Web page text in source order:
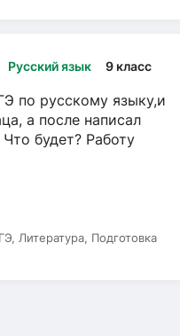
Русский язык 9 класс
по русскому языку,и
а после написал
будет? Работу
Литература, Подготовка